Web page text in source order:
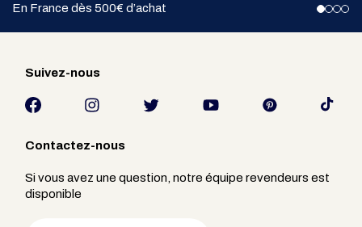
En France dès 500€ d’achat
Suivez-nous
Contactez-nous
Si vous avez une question, notre équipe revendeurs est
disponible